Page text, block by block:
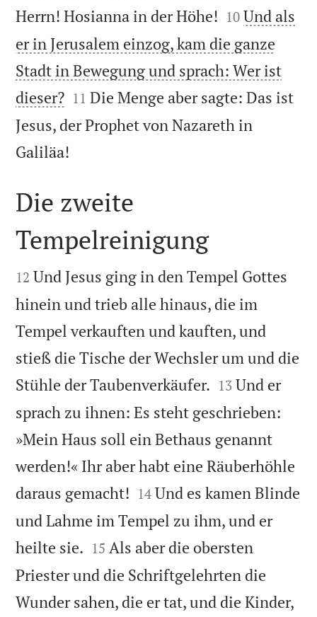
Herrn! Hosianna in der Höhe! 

10 Und als
er in Jerusalem einzog, kam die ganze
Stadt in Bewegung und sprach: Wer ist
dieser?
11 Die Menge aber sagte: Das ist
Jesus, der Prophet von Nazareth in
Galiläa!

Die zweite
Tempelreinigung

12 Und Jesus ging in den Tempel Gottes
hinein und trieb alle hinaus, die im
Tempel verkauften und kauften, und
stieß die Tische der Wechsler um und die
Stühle der Taubenverkäufer. 

13 Und er
sprach zu ihnen: Es steht geschrieben:
»Mein Haus soll ein Bethaus genannt
werden!« Ihr aber habt eine Räuberhöhle
daraus gemacht! 

14 Und es kamen Blinde
und Lahme im Tempel zu ihm, und er
heilte sie. 

15 Als aber die obersten
Priester und die Schriftgelehrten die
Wunder sahen, die er tat, und die Kinder,